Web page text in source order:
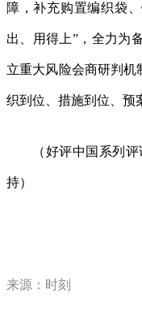
障，补充购置编织袋
出、用得上”，全力为
立重大风险会商研判
织到位、措施到位、预
（好评中国系列
持）
来源：时刻